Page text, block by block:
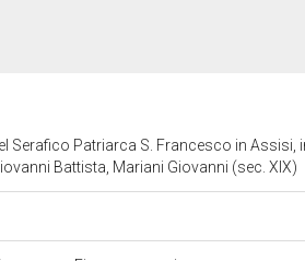
Serafico Patriarca S. Francesco in
Battista, Mariani Giovanni (sec. XIX)